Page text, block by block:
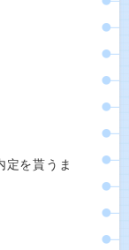
定を貰うま